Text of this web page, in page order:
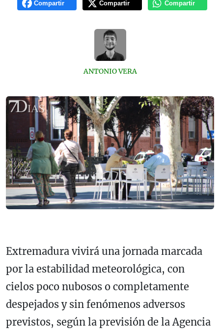
Compartir Compartir Compartir
ANTONIO VERA
Extremadura vivirá una jornada marcada
por la estabilidad meteorológica, con
cielos poco nubosos o completamente
despejados y sin fenómenos adversos
previstos, según la previsión de la Agencia